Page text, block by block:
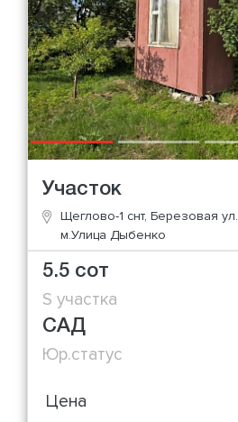
Участок
Щеглово-1 снт, Березовая ул.
м.Улица Дыбенко
5.5 сот
S участка
САД
Юр.статус
Цена